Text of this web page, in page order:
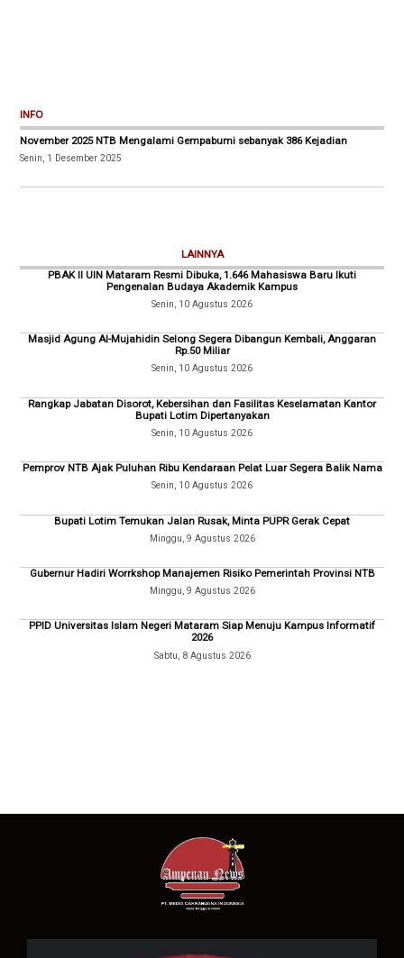
INFO
November 2025 NTB Mengalami Gempabumi sebanyak 386 Kejadian
Senin, 1 Desember 2025
LAINNYA
PBAK II UIN Mataram Resmi Dibuka, 1.646 Mahasiswa Baru Ikuti
Pengenalan Budaya Akademik Kampus
Senin, 10 Agustus 2026
Masjid Agung Al-Mujahidin Selong Segera Dibangun Kembali, Anggaran
Rp.50 Miliar
Senin, 10 Agustus 2026
Rangkap Jabatan Disorot, Kebersihan dan Fasilitas Keselamatan Kantor
Bupati Lotim Dipertanyakan
Senin, 10 Agustus 2026
Pemprov NTB Ajak Puluhan Ribu Kendaraan Pelat Luar Segera Balik Nama
Senin, 10 Agustus 2026
Bupati Lotim Temukan Jalan Rusak, Minta PUPR Gerak Cepat
Minggu, 9 Agustus 2026
Gubernur Hadiri Worrkshop Manajemen Risiko Pemerintah Provinsi NTB
Minggu, 9 Agustus 2026
PPID Universitas Islam Negeri Mataram Siap Menuju Kampus Informatif
2026
Sabtu, 8 Agustus 2026